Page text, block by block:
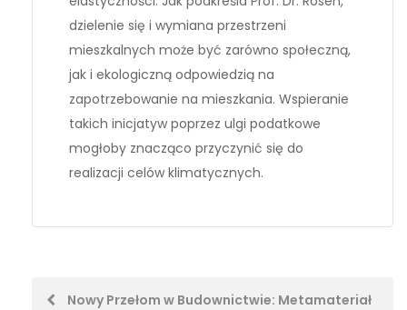
dzielenie się i wymiana przestrzeni
mieszkalnych może być zarówno społeczną,
jak i ekologiczną odpowiedzią na
zapotrzebowanie na mieszkania. Wspieranie
takich inicjatyw poprzez ulgi podatkowe
mogłoby znacząco przyczynić się do
realizacji celów klimatycznych.
PostNowy Przełom w Budownictwie: Metamateriał